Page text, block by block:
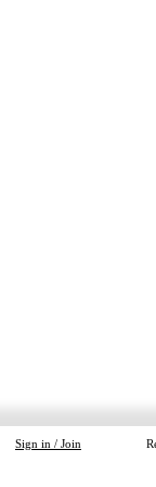
Sign in / Join